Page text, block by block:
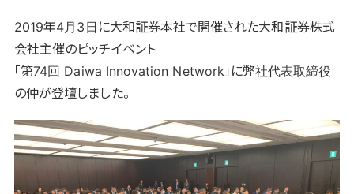
c
e
b
o
k
e e
n
a
p
y
Li
k
2019年4月3日に大和証券本社で開催された大和証券株式
会社主催のピッチイベント
「第74回 Daiwa Innovation Network」に弊社代表取締役
の仲が登壇しました。